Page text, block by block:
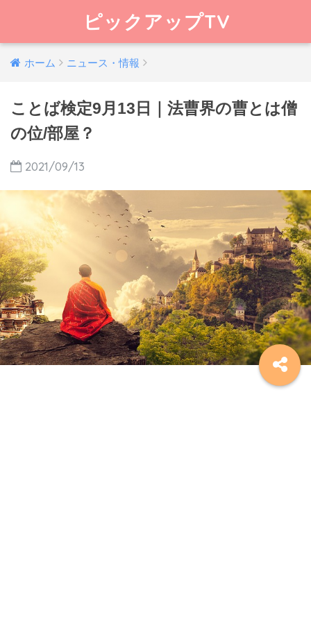
ピックアップTV
ホーム ニュース・情報
ことば検定9月13日｜法曹界の曹とは僧
の位/部屋？
2021/09/13